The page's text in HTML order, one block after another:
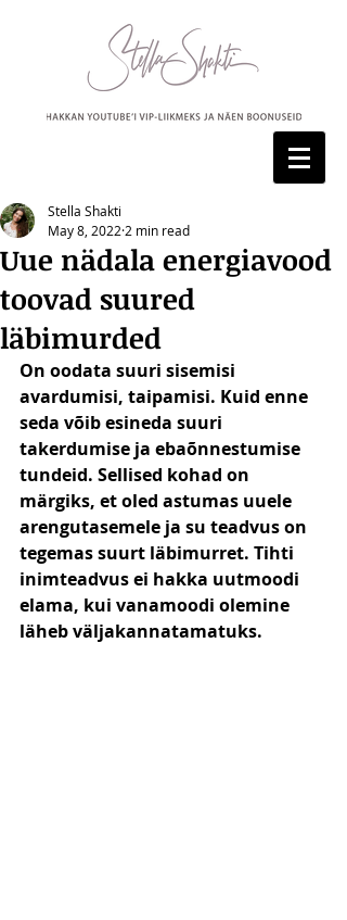
Uue nädala energiavood
toovad suured
läbimurded
Stella Shakti
May 8, 2022 2 min read
On oodata suuri sisemisi
avardumisi, taipamisi. Kuid enne
seda võib esineda suuri
takerdumise ja ebaõnnestumise
tundeid. Sellised kohad on
märgiks, et oled astumas uuele
arengutasemele ja su teadvus on
tegemas suurt läbimurret. Tihti
inimteadvus ei hakka uutmoodi
elama, kui vanamoodi olemine
läheb väljakannatamatuks.